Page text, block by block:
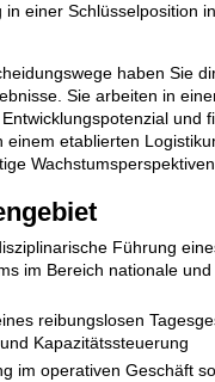
in einer Schlüsselposition
haben Sie
Sie arbeiten in
und
einem etablierten
Führung
im Bereich nationale
reibungslosen
Kapazitätssteuerung
im operativen Geschäft